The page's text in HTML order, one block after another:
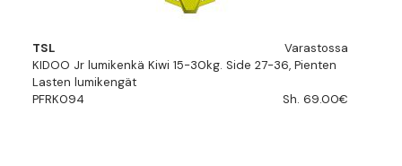
TSL
Varastossa
KIDOO Jr lumikenkä Kiwi 15-30kg. Side 27-36, Pienten
Lasten lumikengät
PFRK094
Sh. 69.00€